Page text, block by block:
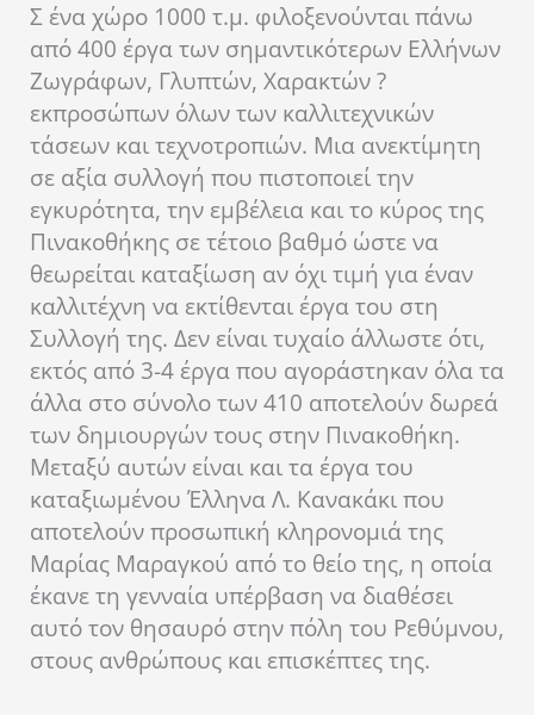
Σ ένα χώρο 1000 τ.μ. φιλοξενούνται πάνω
από 400 έργα των σημαντικότερων Ελλήνων
Ζωγράφων, Γλυπτών, Χαρακτών ?
εκπροσώπων όλων των καλλιτεχνικών
τάσεων και τεχνοτροπιών. Μια ανεκτίμητη
σε αξία συλλογή που πιστοποιεί την
εγκυρότητα, την εμβέλεια και το κύρος της
Πινακοθήκης σε τέτοιο βαθμό ώστε να
θεωρείται καταξίωση αν όχι τιμή για έναν
καλλιτέχνη να εκτίθενται έργα του στη
Συλλογή της. Δεν είναι τυχαίο άλλωστε ότι,
εκτός από 3-4 έργα που αγοράστηκαν όλα τα
άλλα στο σύνολο των 410 αποτελούν δωρεά
των δημιουργών τους στην Πινακοθήκη.
Μεταξύ αυτών είναι και τα έργα του
καταξιωμένου Έλληνα Λ. Κανακάκι που
αποτελούν προσωπική κληρονομιά της
Μαρίας Μαραγκού από το θείο της, η οποία
έκανε τη γενναία υπέρβαση να διαθέσει
αυτό τον θησαυρό στην πόλη του Ρεθύμνου,
στους ανθρώπους και επισκέπτες της.